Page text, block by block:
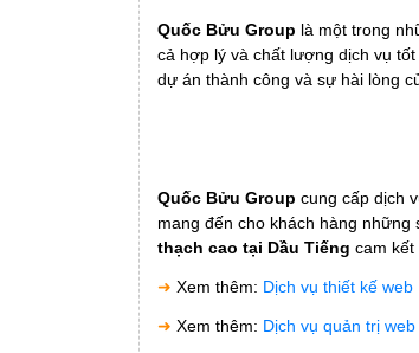
Quốc Bửu Group là một trong
cả hợp lý và chất lượng dịch vụ
dự án thành công và sự hài lòng
Quốc Bửu Group cung cấp dịch
mang đến cho khách hàng
thạch cao tại Dầu Tiếng cam kết
➜ Xem thêm: Dịch vụ thiết kế web
➜ Xem thêm: Dịch vụ quản trị web